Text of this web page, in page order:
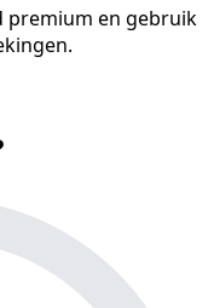
premium en gebruik